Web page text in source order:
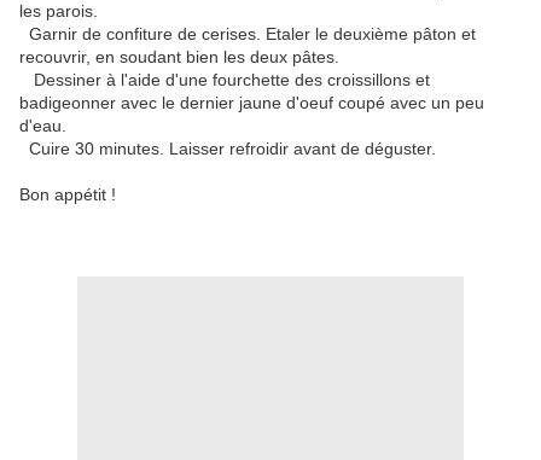
les parois.
Garnir de confiture de cerises. Etaler le deuxième pâton et
recouvrir, en soudant bien les deux pâtes.
Dessiner à l'aide d'une fourchette des croissillons et
badigeonner avec le dernier jaune d'oeuf coupé avec un peu
d'eau.
Cuire 30 minutes. Laisser refroidir avant de déguster.
Bon appétit !